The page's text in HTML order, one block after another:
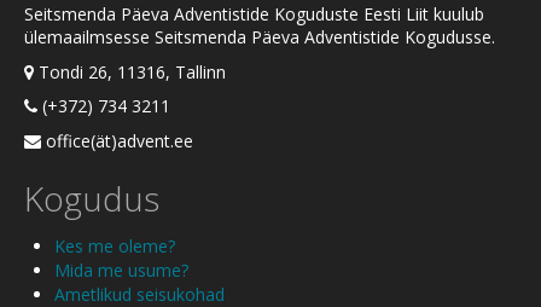
Seitsmenda Päeva Adventistide Koguduste Eesti Liit kuulub
ülemaailmsesse Seitsmenda Päeva Adventistide Kogudusse.
Tondi 26, 11316, Tallinn
(+372) 734 3211
office(ät)advent.ee
Kogudus
Kes me oleme?
Mida me usume?
Ametlikud seisukohad